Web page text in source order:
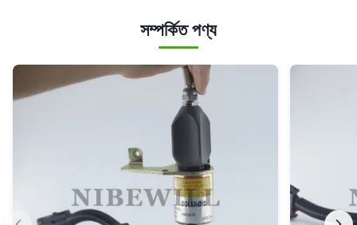
সম্পর্কিত পণ্য